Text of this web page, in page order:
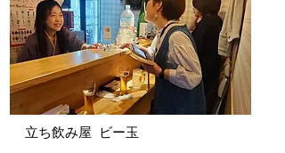
​立ち飲み屋 ビー玉